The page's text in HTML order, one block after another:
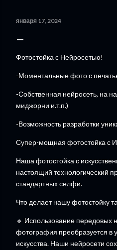
января 17, 2024
Фотостойка с Нейросетью!
-Моментальные фото с
-Собственная нейросеть, на
миджорни и.т.п.)
-Возможность разработки
Супер-мощная фотостойка с
Наша фотостойка с
настоящий технологический
стандартных селфи.
Что делает нашу фотостойку
🔹 Использование передовых
фотография преобразуется в
искусства. Наши нейросети